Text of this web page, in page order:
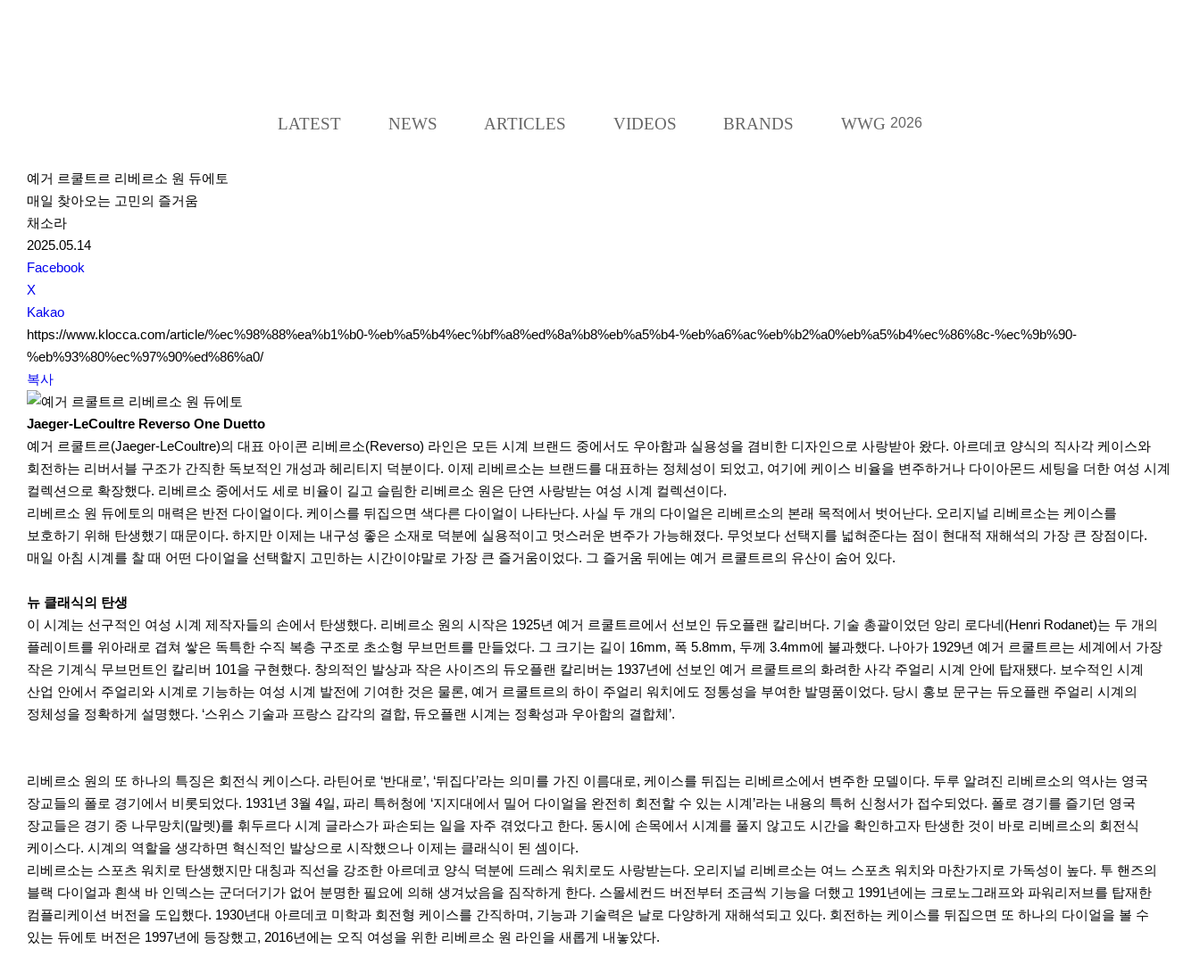
C
LATEST NEWS ARTICLES VIDEOS BRANDS WWG 2026
예거 르쿨트르 리베르소 원 듀에토
매일 찾아오는 고민의 즐거움
채소라
2025.05.14
S
N
S
S
h
a
r
e
Facebook
X
Kakao
https://www.klocca.com/article/%ec%98%88%ea%b1%b0-%eb%a5%b4%ec%bf%a8%ed%8a%b8%eb%a5%b4-%eb%a6%ac%eb%b2%a0%eb%a5%b4%ec%86%8c-%ec%9b%90-
%eb%93%80%ec%97%90%ed%86%a0/
복사
Jaeger-LeCoultre Reverso One Duetto
예거 르쿨트르(Jaeger-LeCoultre)의 대표 아이콘 리베르소(Reverso) 라인은 모든 시계 브랜드 중에서도 우아함과 실용성을 겸비한 디자인으로 사랑받아 왔다. 아르데코 양식의 직사각 케이스와
회전하는 리버서블 구조가 간직한 독보적인 개성과 헤리티지 덕분이다. 이제 리베르소는 브랜드를 대표하는 정체성이 되었고, 여기에 케이스 비율을 변주하거나 다이아몬드 세팅을 더한 여성 시계
컬렉션으로 확장했다. 리베르소 중에서도 세로 비율이 길고 슬림한 리베르소 원은 단연 사랑받는 여성 시계 컬렉션이다.
리베르소 원 듀에토의 매력은 반전 다이얼이다. 케이스를 뒤집으면 색다른 다이얼이 나타난다. 사실 두 개의 다이얼은 리베르소의 본래 목적에서 벗어난다. 오리지널 리베르소는 케이스를
보호하기 위해 탄생했기 때문이다. 하지만 이제는 내구성 좋은 소재로 덕분에 실용적이고 멋스러운 변주가 가능해졌다. 무엇보다 선택지를 넓혀준다는 점이 현대적 재해석의 가장 큰 장점이다.
매일 아침 시계를 찰 때 어떤 다이얼을 선택할지 고민하는 시간이야말로 가장 큰 즐거움이었다. 그 즐거움 뒤에는 예거 르쿨트르의 유산이 숨어 있다.
뉴 클래식의 탄생
이 시계는 선구적인 여성 시계 제작자들의 손에서 탄생했다. 리베르소 원의 시작은 1925년 예거 르쿨트르에서 선보인 듀오플랜 칼리버다. 기술 총괄이었던 앙리 로다네(Henri Rodanet)는 두 개의
플레이트를 위아래로 겹쳐 쌓은 독특한 수직 복층 구조로 초소형 무브먼트를 만들었다. 그 크기는 길이 16mm, 폭 5.8mm, 두께 3.4mm에 불과했다. 나아가 1929년 예거 르쿨트르는 세계에서 가장
작은 기계식 무브먼트인 칼리버 101을 구현했다. 창의적인 발상과 작은 사이즈의 듀오플랜 칼리버는 1937년에 선보인 예거 르쿨트르의 화려한 사각 주얼리 시계 안에 탑재됐다. 보수적인 시계
산업 안에서 주얼리와 시계로 기능하는 여성 시계 발전에 기여한 것은 물론, 예거 르쿨트르의 하이 주얼리 워치에도 정통성을 부여한 발명품이었다. 당시 홍보 문구는 듀오플랜 주얼리 시계의
정체성을 정확하게 설명했다. ‘스위스 기술과 프랑스 감각의 결합, 듀오플랜 시계는 정확성과 우아함의 결합체’.
리베르소 원의 또 하나의 특징은 회전식 케이스다. 라틴어로 ‘반대로’, ‘뒤집다’라는 의미를 가진 이름대로, 케이스를 뒤집는 리베르소에서 변주한 모델이다. 두루 알려진 리베르소의 역사는 영국
장교들의 폴로 경기에서 비롯되었다. 1931년 3월 4일, 파리 특허청에 ‘지지대에서 밀어 다이얼을 완전히 회전할 수 있는 시계’라는 내용의 특허 신청서가 접수되었다. 폴로 경기를 즐기던 영국
장교들은 경기 중 나무망치(말렛)를 휘두르다 시계 글라스가 파손되는 일을 자주 겪었다고 한다. 동시에 손목에서 시계를 풀지 않고도 시간을 확인하고자 탄생한 것이 바로 리베르소의 회전식
케이스다. 시계의 역할을 생각하면 혁신적인 발상으로 시작했으나 이제는 클래식이 된 셈이다.
리베르소는 스포츠 워치로 탄생했지만 대칭과 직선을 강조한 아르데코 양식 덕분에 드레스 워치로도 사랑받는다. 오리지널 리베르소는 여느 스포츠 워치와 마찬가지로 가독성이 높다. 투 핸즈의
블랙 다이얼과 흰색 바 인덱스는 군더더기가 없어 분명한 필요에 의해 생겨났음을 짐작하게 한다. 스몰세컨드 버전부터 조금씩 기능을 더했고 1991년에는 크로노그래프와 파워리저브를 탑재한
컴플리케이션 버전을 도입했다. 1930년대 아르데코 미학과 회전형 케이스를 간직하며, 기능과 기술력은 날로 다양하게 재해석되고 있다. 회전하는 케이스를 뒤집으면 또 하나의 다이얼을 볼 수
있는 듀에토 버전은 1997년에 등장했고, 2016년에는 오직 여성을 위한 리베르소 원 라인을 새롭게 내놓았다.